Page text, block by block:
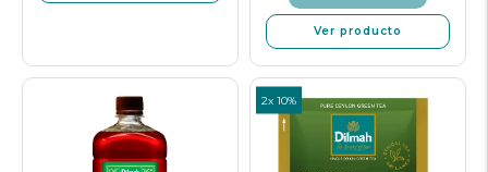
Ver producto
2x 10%